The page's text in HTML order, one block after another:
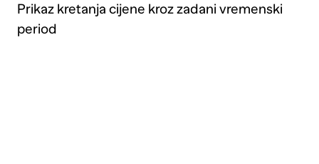
Prikaz kretanja cijene kroz zadani vremenski
period